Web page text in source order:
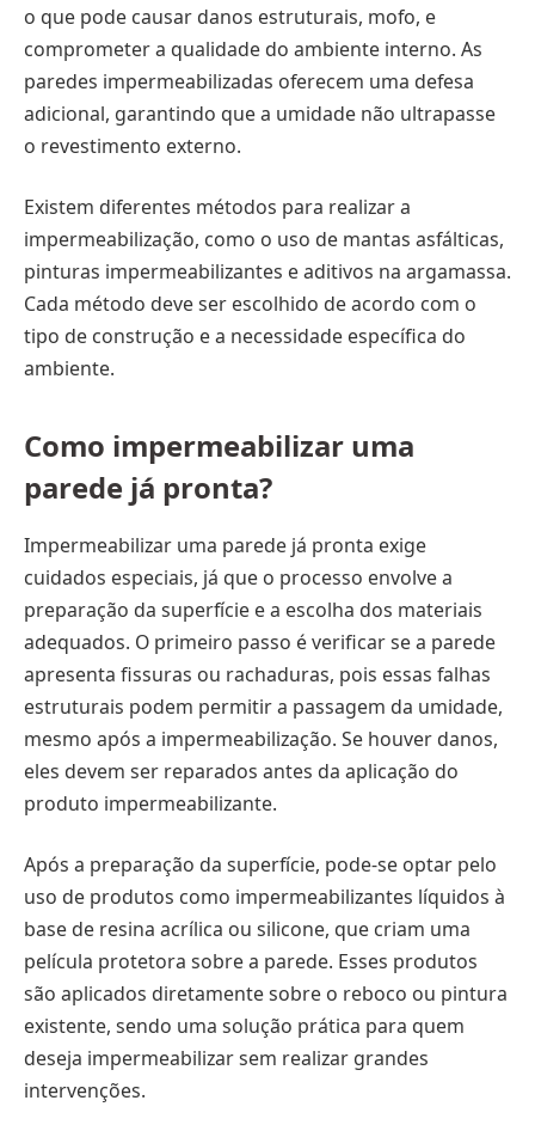
o que pode causar danos estruturais, mofo, e
comprometer a qualidade do ambiente interno. As
paredes impermeabilizadas oferecem uma defesa
adicional, garantindo que a umidade não ultrapasse
o revestimento externo.
Existem diferentes métodos para realizar a
impermeabilização, como o uso de mantas asfálticas,
pinturas impermeabilizantes e aditivos na argamassa.
Cada método deve ser escolhido de acordo com o
tipo de construção e a necessidade específica do
ambiente.
Como impermeabilizar uma
parede já pronta?
Impermeabilizar uma parede já pronta exige
cuidados especiais, já que o processo envolve a
preparação da superfície e a escolha dos materiais
adequados. O primeiro passo é verificar se a parede
apresenta fissuras ou rachaduras, pois essas falhas
estruturais podem permitir a passagem da umidade,
mesmo após a impermeabilização. Se houver danos,
eles devem ser reparados antes da aplicação do
produto impermeabilizante.
Após a preparação da superfície, pode-se optar pelo
uso de produtos como impermeabilizantes líquidos à
base de resina acrílica ou silicone, que criam uma
película protetora sobre a parede. Esses produtos
são aplicados diretamente sobre o reboco ou pintura
existente, sendo uma solução prática para quem
deseja impermeabilizar sem realizar grandes
intervenções.